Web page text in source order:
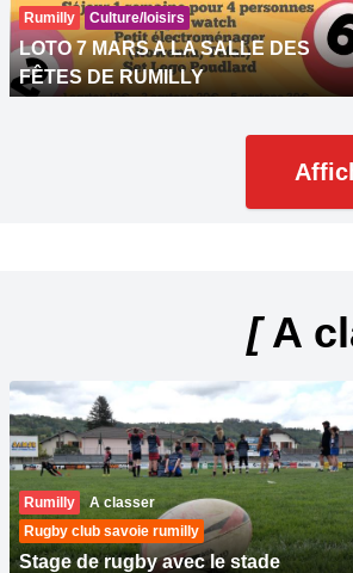
Rumilly Culture/loisirs
LOTO 7 MARS A LA SALLE DES
FÊTES DE RUMILLY
[A
Rumilly
A classer
Rugby club savoie rumilly
Stage de rugby avec le stade